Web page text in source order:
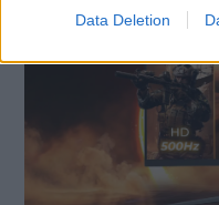
Data Deletion